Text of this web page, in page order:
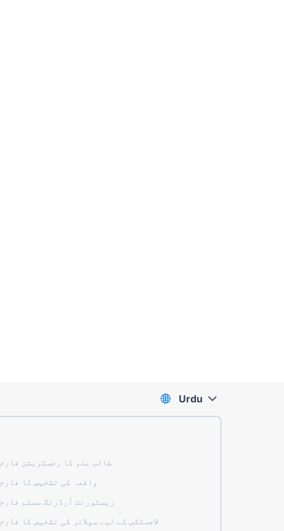
طالب علم کا رجسٹریشن فارم
واقعہ کی تشخیص کا فارم
ریسٹورنٹ آرڈرنگ سسٹم فارم
لاجسٹکس کے لیے سپلائر کی تشخیص کا فارم
Urdu